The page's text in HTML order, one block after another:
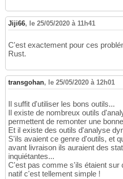
Jiji66, le 25/05/2020 à 11h41
C'est exactement pour ces
Rust.
transgohan, le 25/05/2020 à 12h01
Il suffit d'utiliser les bons outils...
Il existe de nombreux outils
permettent de remonter une
Et il existe des outils d'analyse
S'ils avaient ce genre d'outils, et
avant livraison ils auraient des
inquiétantes...
C'est pas comme s'ils étaient sur
natif c'est tellement simple !